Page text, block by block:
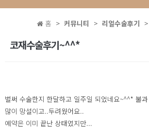
홈 커뮤니티 리얼수술후기
코재수술후기~^^*
벌써 수술한지 한달하고 일주일 되었네요~^^* 불
많이 망설이고..두려웠어요..
예약은 이미 끝난 상태였지만...